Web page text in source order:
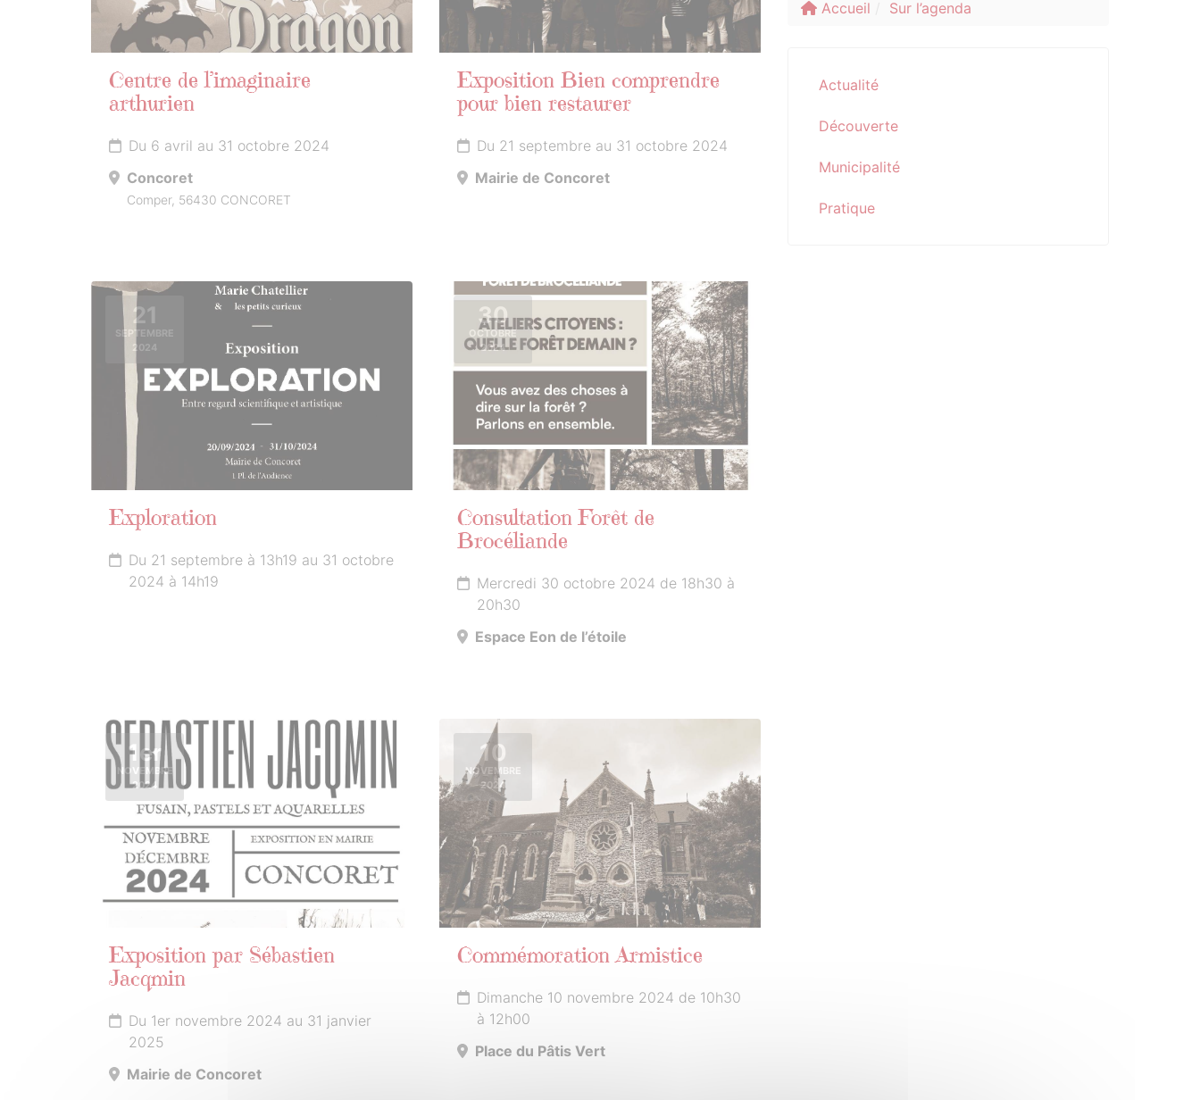
Centre de l’imaginaire
arthurien
Du 6 avril au 31 octobre 2024
Concoret
Comper, 56430 CONCORET
Exposition Bien comprendre
pour bien restaurer
Du 21 septembre au 31 octobre 2024
Mairie de Concoret
21
SEPTEMBRE
2024
Exploration
Du 21 septembre à 13h19 au 31 octobre
2024 à 14h19
30
OCTOBRE
2024
Consultation Forêt de
Brocéliande
Mercredi 30 octobre 2024 de 18h30 à
20h30
Espace Eon de l’étoile
1er
NOVEMBRE
2024
Exposition par Sébastien
Jacqmin
Du 1er novembre 2024 au 31 janvier
2025
Mairie de Concoret
10
NOVEMBRE
2024
Commémoration Armistice
Dimanche 10 novembre 2024 de 10h30
à 12h00
Place du Pâtis Vert
Accueil Sur l’agenda
Actualité
Découverte
Municipalité
Pratique